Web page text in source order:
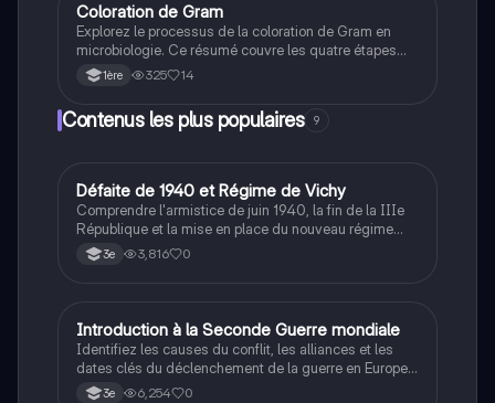
STL
Coloration de Gram
Explorez le processus de la coloration de Gram en
microbiologie. Ce résumé couvre les quatre étapes
essentielles : l'application du cristal violet, l'utilisation
du mordant Lugol, le rôle de l'alcool à gram comme
différenciateur, et l'application du fushine comme
contre-colorant. Idéal pour les étudiants en
1ère 325 14
Contenus les plus populaires 9
DHistoire
Défaite de 1940 et Régime de Vichy
Comprendre l'armistice de juin 1940, la fin de la IIIe
République et la mise en place du nouveau régime
autoritaire de Philippe Pétain.
3e 3,816 0
IHistoire
Introduction à la Seconde Guerre mondiale
Identifiez les causes du conflit, les alliances et les
dates clés du déclenchement de la guerre en Europe
et dans le Pacifique.
3e 6,254 0